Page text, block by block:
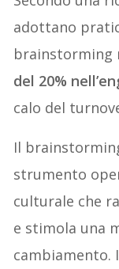
adottano
brainstorming
del 20%
calo del
Il
strumento
culturale che
e stimola una
cambiamento.